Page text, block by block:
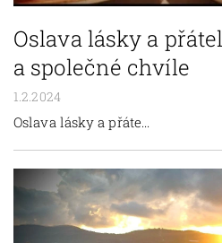
Oslava lásky a
a společné chvíle
1.2.2024
Oslava lásky a přáte...